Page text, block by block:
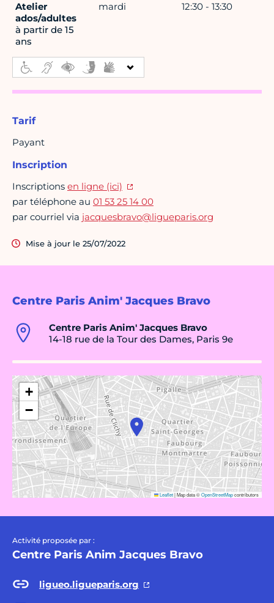
Centre Paris Anim' Jacques Bravo
Centre Paris Anim' Jacques Bravo
14-18 rue de la Tour des Dames, Paris 9e
+
−
Leaflet|Map data ©OpenStreetMapcontributors
Activité proposée par :
Centre Paris Anim Jacques Bravo
ligueo.ligueparis.org
Atelier
ados/adultes
à partir de 15
ans
mardi 12:30 - 13:30
Tarif
Payant
Inscription
Inscriptions en ligne (ici)
par téléphone au 01 53 25 14 00
par courriel via jacquesbravo@ligueparis.org
Mise à jour le 25/07/2022